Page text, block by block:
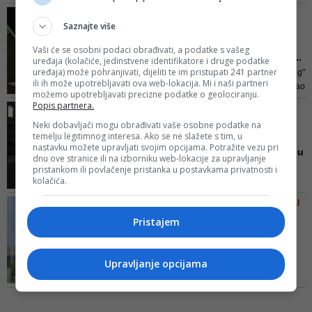
već i životno važna gesta
od korona virusa': Kad o...
U rubrici "Privedite osumnjičenog"
na vrućoj stolici ovoga puta našao
se poznati i agilni bh. muzičar
PJESMA ZA 1. MAJ
Brano Jakubović:
Radnička klasa ne odlazi u
raj, o...
praznike, već godinama na
najšerovanija numera je „Prvi
maj“ ove sjajne grupe
POTEZ O KOJEM BRUJI CIJELI
Dubioza kolektiva
pojasnio zašt...
Član "Dubioze kolektiv" dao
zanimljiv odgovor na pitanje zašto
Saznajte više
Vaši će se osobni podaci obrađivati, a podatke s vašeg
uređaja (kolačiće, jedinstvene identifikatore i druge podatke
uređaja) može pohranjivati, dijeliti te im pristupati 241 partner
ili ih može upotrebljavati ova web-lokacija. Mi i naši partneri
možemo upotrebljavati precizne podatke o geolociranju.
Popis partnera.
Neki dobavljači mogu obrađivati vaše osobne podatke na
temelju legitimnog interesa. Ako se ne slažete s tim, u
nastavku možete upravljati svojim opcijama. Potražite vezu pri
dnu ove stranice ili na izborniku web-lokacije za upravljanje
pristankom ili povlačenje pristanka u postavkama privatnosti i
kolačića.
Pristajem
Upravljanje opcijama